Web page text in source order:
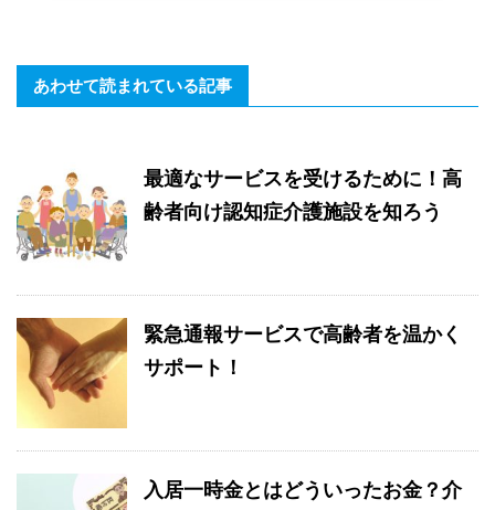
あわせて読まれている記事
最適なサービスを受けるために！高
齢者向け認知症介護施設を知ろう
緊急通報サービスで高齢者を温かく
サポート！
入居一時金とはどういったお金？介